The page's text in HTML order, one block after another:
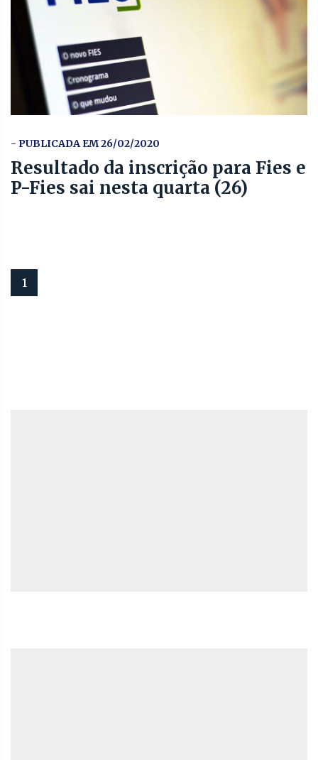
- PUBLICADA EM 26/02/2020
Resultado da inscrição para Fies e
P-Fies sai nesta quarta (26)
1